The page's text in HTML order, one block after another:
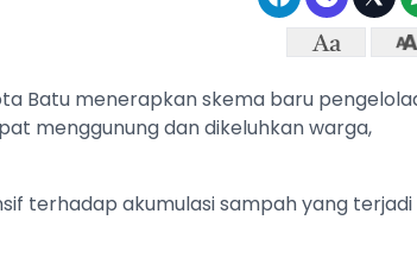
Batu menerapkan skema baru
menggunung dan dikeluhkan warga,
terhadap akumulasi sampah yang terjadi